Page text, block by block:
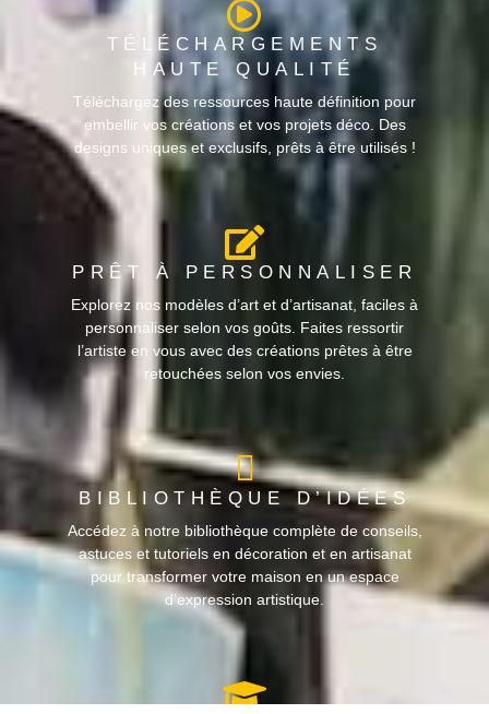
TÉLÉCHARGEMENTS
HAUTE QUALITÉ
Téléchargez des ressources haute définition pour
embellir vos créations et vos projets déco. Des
designs uniques et exclusifs, prêts à être utilisés !
PRÊT À PERSONNALISER
Explorez nos modèles d’art et d’artisanat, faciles à
personnaliser selon vos goûts. Faites ressortir
l’artiste en vous avec des créations prêtes à être
retouchées selon vos envies.
BIBLIOTHÈQUE D’IDÉES
Accédez à notre bibliothèque complète de conseils,
astuces et tutoriels en décoration et en artisanat
pour transformer votre maison en un espace
d’expression artistique.